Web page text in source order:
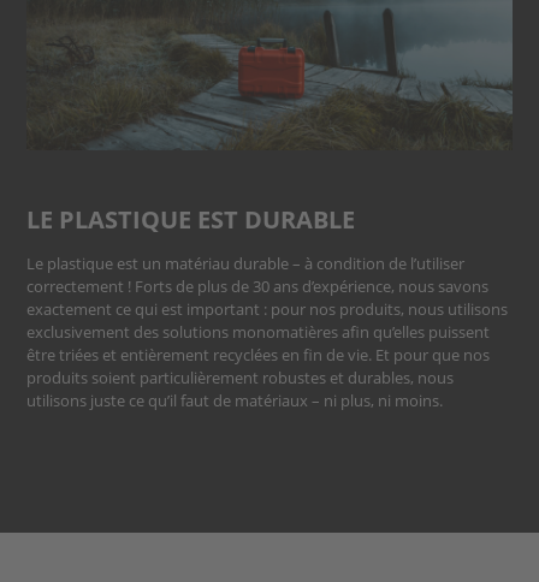
LE PLASTIQUE EST DURABLE
Le plastique est un matériau durable – à condition de l’utiliser
correctement ! Forts de plus de 30 ans d’expérience, nous savons
exactement ce qui est important : pour nos produits, nous utilisons
exclusivement des solutions monomatières afin qu’elles puissent
être triées et entièrement recyclées en fin de vie. Et pour que nos
produits soient particulièrement robustes et durables, nous
utilisons juste ce qu’il faut de matériaux – ni plus, ni moins.